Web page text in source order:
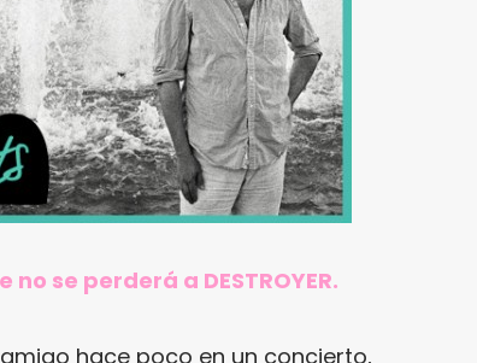
se perderá a DESTROYER.
hace poco en un concierto,